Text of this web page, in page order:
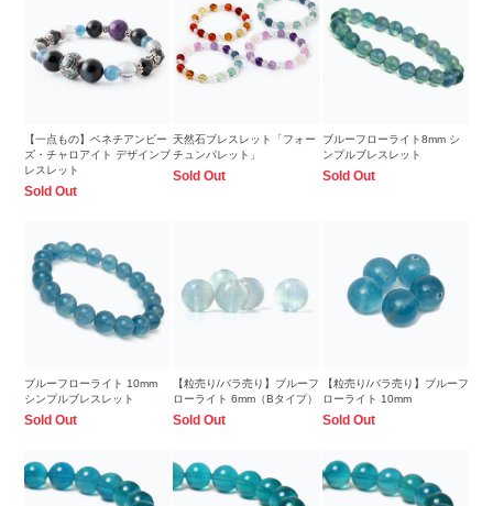
【一点もの】ベネチアンビー
ズ・チャロアイト デザインブ
レスレット
Sold Out
天然石ブレスレット「フォー
チュンパレット」
Sold Out
ブルーフローライト8mm シ
ンプルブレスレット
Sold Out
ブルーフローライト 10mm
シンプルブレスレット
Sold Out
【粒売り/バラ売り】ブルーフ
ローライト 6mm（Bタイプ）
Sold Out
【粒売り/バラ売り】ブルーフ
ローライト 10mm
Sold Out